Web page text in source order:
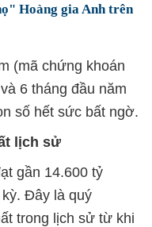
Hoàng gia Anh trên
(mã chứng khoán
6 tháng đầu năm
số hết sức bất ngờ.
lịch sử
gần 14.600 tỷ
Đây là quý
trong lịch sử từ khi